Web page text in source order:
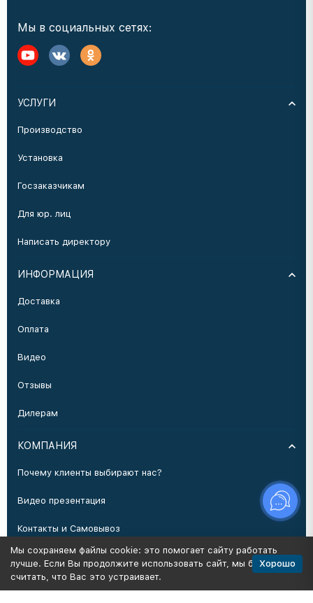
Мы в социальных сетях:
УСЛУГИ
Производство
Установка
Госзаказчикам
Для юр. лиц
Написать директору
ИНФОРМАЦИЯ
Доставка
Оплата
Видео
Отзывы
Дилерам
КОМПАНИЯ
Почему клиенты выбирают нас?
Видео презентация
Контакты и Самовывоз
Производство
Мы сохраняем файлы cookie: это помогает сайту работать
лучше. Если Вы продолжите использовать сайт, мы будем
считать, что Вас это устраивает.
Хорошо